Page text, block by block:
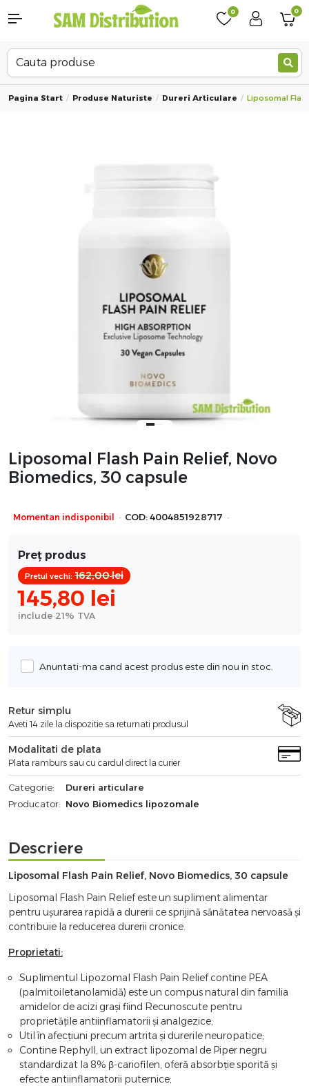
0 0
Pagina Start Produse Naturiste Dureri Articulare Liposomal
Liposomal Flash Pain Relief, Novo
Biomedics, 30 capsule
Momentan indisponibil · COD: 4004851928717 ·
Preț produs
145,80 lei
Pretul vechi: 162,00lei
include 21% TVA
Anuntati-ma cand acest produs este din nou in stoc.
Retur simplu
Aveti 14 zile la dispozitie sa returnati produsul
Modalitati de plata
Plata ramburs sau cu cardul direct la curier
Categorie:
Dureri articulare
Producator: Novo Biomedics lipozomale
Descriere
Liposomal Flash Pain Relief, Novo Biomedics, 30 capsule
Liposomal Flash Pain Relief este un supliment alimentar
pentru ușurarea rapidă a durerii ce sprijină sănătatea nervoasă și
contribuie la reducerea durerii cronice.
Proprietati:
Suplimentul Lipozomal Flash Pain Relief contine PEA
(palmitoiletanolamidă) este un compus natural din familia
amidelor de acizi grași fiind Recunoscute pentru
proprietățile antiinflamatorii și analgezice;
Util în afecțiuni precum artrita și durerile neuropatice;
Contine Rephyll, un extract lipozomal de Piper negru
standardizat la 8% β-cariofilen, oferă absorbție sporită și
efecte antiinflamatorii puternice;